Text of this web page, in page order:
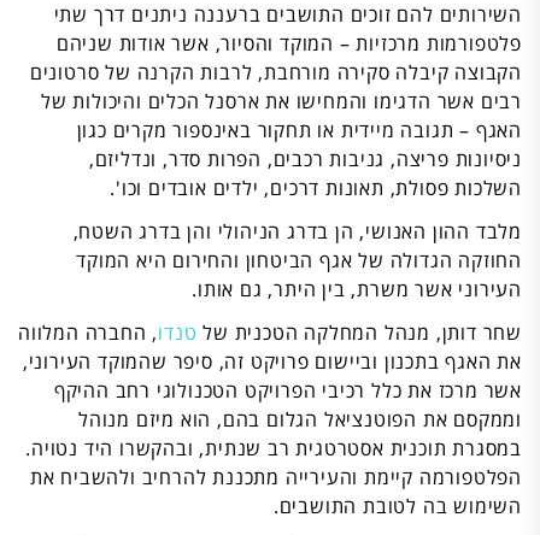
השירותים להם זוכים התושבים ברעננה ניתנים דרך שתי
פלטפורמות מרכזיות – המוקד והסיור, אשר אודות שניהם
הקבוצה קיבלה סקירה מורחבת, לרבות הקרנה של סרטונים
רבים אשר הדגימו והמחישו את ארסנל הכלים והיכולות של
האגף – תגובה מיידית או תחקור באינספור מקרים כגון
ניסיונות פריצה, גניבות רכבים, הפרות סדר, ונדליזם,
השלכות פסולת, תאונות דרכים, ילדים אובדים וכו'.
מלבד ההון האנושי, הן בדרג הניהולי והן בדרג השטח,
החוזקה הגדולה של אגף הביטחון והחירום היא המוקד
העירוני אשר משרת, בין היתר, גם אותו.
שחר דותן, מנהל המחלקה הטכנית של טנדו, החברה המלווה
את האגף בתכנון וביישום פרויקט זה, סיפר שהמוקד העירוני,
אשר מרכז את כלל רכיבי הפרויקט הטכנולוגי רחב ההיקף
וממקסם את הפוטנציאל הגלום בהם, הוא מיזם מנוהל
במסגרת תוכנית אסטרטגית רב שנתית, ובהקשרו היד נטויה.
הפלטפורמה קיימת והעירייה מתכננת להרחיב ולהשביח את
השימוש בה לטובת התושבים.